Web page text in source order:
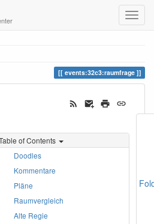
events:32c3:raumfrage
of Contents
Doodles
Kommentare
Pläne
Raumvergleich
Alte Regie